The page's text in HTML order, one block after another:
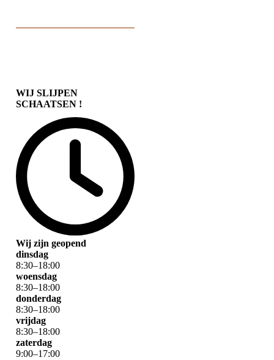
WIJ SLIJPEN
SCHAATSEN !
Wij zijn geopend
dinsdag
8:30–18:00
woensdag
8:30–18:00
donderdag
8:30–18:00
vrijdag
8:30–18:00
zaterdag
9:00–17:00